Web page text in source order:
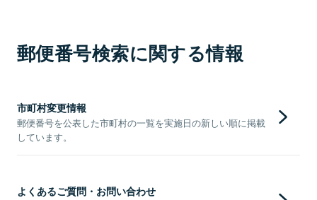
郵便番号検索に関する情報
市町村変更情報
郵便番号を公表した市町村の一覧を実施日の新しい順に掲載
しています。
よくあるご質問・お問い合わせ